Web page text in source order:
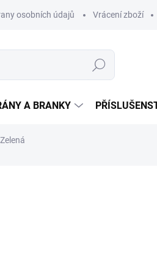
osobních údajů Vrácení zboží
Hledat
A BRANKY